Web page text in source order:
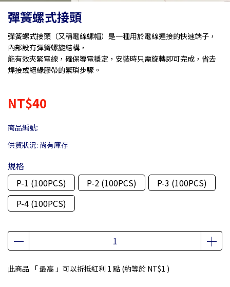
彈簧螺式接頭
彈簧螺式接頭（又稱電線螺帽）是一種用於電線連接的快速端子，
內部設有彈簧螺旋結構，
能有效夾緊電線，確保導電穩定，安裝時只需旋轉即可完成，省去
焊接或絕緣膠帶的繁瑣步驟。
NT$40
商品編號:
供貨狀況: 尚有庫存
規格
P-1 (100PCS)
P-2 (100PCS)
P-3 (100PCS)
P-4 (100PCS)
此商品 「 最高 」可以折抵紅利 1 點 (約等於 NT$1 )